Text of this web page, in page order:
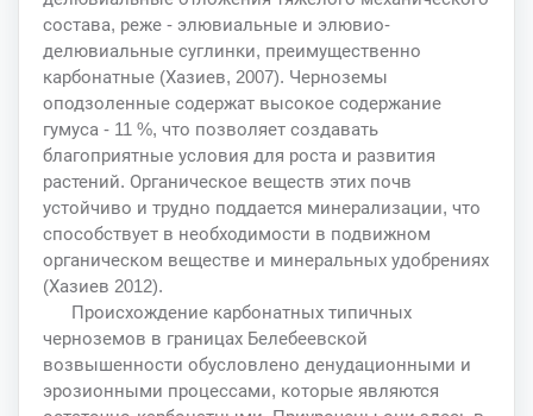
состава, реже - элювиальные и элювио-
делювиальные суглинки, преимущественно
карбонатные (Хазиев, 2007). Черноземы
оподзоленные содержат высокое содержание
гумуса - 11 %, что позволяет создавать
благоприятные условия для роста и развития
растений. Органическое веществ этих почв
устойчиво и трудно поддается минерализации, что
способствует в необходимости в подвижном
органическом веществе и минеральных удобрениях
(Хазиев 2012).
Происхождение карбонатных типичных
черноземов в границах Белебеевской
возвышенности обусловлено денудационными и
эрозионными процессами, которые являются